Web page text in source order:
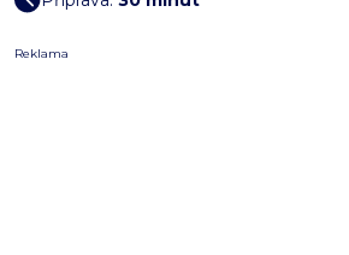
Reklama